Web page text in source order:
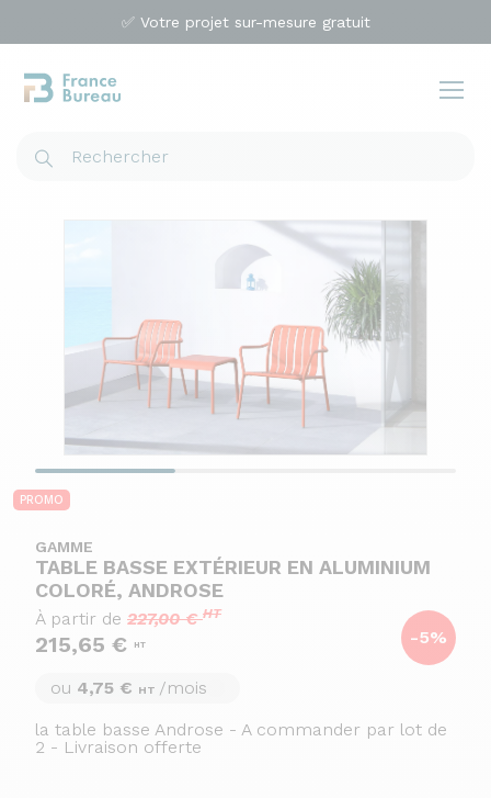
✅ Votre projet sur-mesure gratuit
PROMO
GAMME
TABLE BASSE EXTÉRIEUR EN ALUMINIUM
COLORÉ, ANDROSE
-5%
À partir de 227,00 €HT
215,65 € HT
ou 4,75 € HT /mois
la table basse Androse - A commander par lot de
2 - Livraison offerte